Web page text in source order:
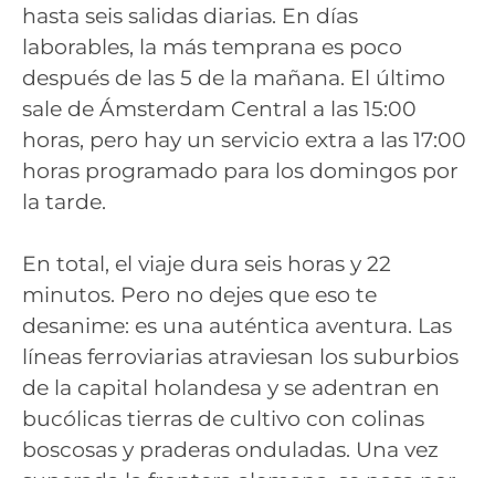
hasta seis salidas diarias. En días
laborables, la más temprana es poco
después de las 5 de la mañana. El último
sale de Ámsterdam Central a las 15:00
horas, pero hay un servicio extra a las 17:00
horas programado para los domingos por
la tarde.
En total, el viaje dura seis horas y 22
minutos. Pero no dejes que eso te
desanime: es una auténtica aventura. Las
líneas ferroviarias atraviesan los suburbios
de la capital holandesa y se adentran en
bucólicas tierras de cultivo con colinas
boscosas y praderas onduladas. Una vez